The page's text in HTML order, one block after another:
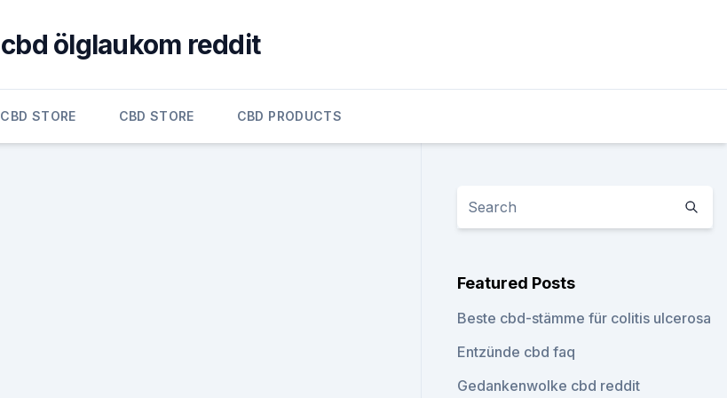
cbd ölglaukom reddit
CBD STORE CBD STORE CBD PRODUCTS
Featured Posts
Beste cbd-stämme für colitis ulcerosa
Entzünde cbd faq
Gedankenwolke cbd reddit